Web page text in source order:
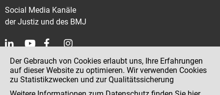
Social Media Kanäle
der Justiz und des BMJ
Kontakt
Impressum
Der Gebrauch von Cookies erlaubt uns, Ihre Erfahrungen
auf dieser Website zu optimieren. Wir verwenden Cookies
zu Statistikzwecken und zur Qualitätssicherung